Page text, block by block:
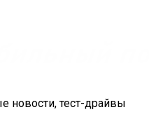
новости, тест-драйвы